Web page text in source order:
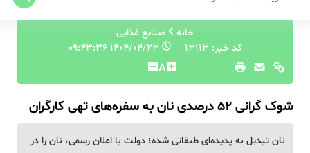
خانه
صنایع غذایی
کد خبر: 13113
A
شوک گرانی ۵۲ درصدی نان به سفره‌های تهی کارگران
نان تبدیل به پدیده‌ای طبقاتی شده؛ دولت با اعلان رسمی، نان را در